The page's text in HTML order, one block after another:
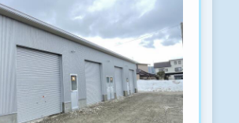
。✧♡
09
地（現在建物有りますが、解
渡します。）